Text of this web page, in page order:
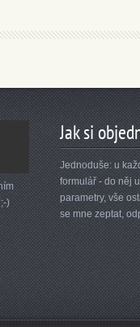
)
Jak si
Jednoduše: u
formulář - do něj
parametry, vše
se mne zeptat,